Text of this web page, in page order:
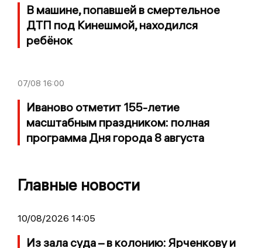
В машине, попавшей в смертельное
ДТП под Кинешмой, находился
ребёнок
07/08 16:00
Иваново отметит 155-летие
масштабным праздником: полная
программа Дня города 8 августа
Главные новости
10/08/2026 14:05
Из зала суда – в колонию: Ярченкову и